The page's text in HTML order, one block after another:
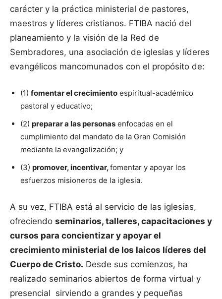
carácter y la práctica ministerial de pastores,
maestros y líderes cristianos. FTIBA nació del
planeamiento y la visión de la Red de
Sembradores, una asociación de iglesias y líderes
evangélicos mancomunados con el propósito de:
(1) fomentar el crecimiento espiritual-académico
pastoral y educativo;
(2) preparar a las personas enfocadas en el
cumplimiento del mandato de la Gran Comisión
mediante la evangelización; y
(3) promover, incentivar,fomentar y apoyar los
esfuerzos misioneros de la iglesia.
A su vez, FTIBA está al servicio de las iglesias,
ofreciendo seminarios, talleres, capacitaciones y
cursos para concientizar y apoyar el
crecimiento ministerial de los laicos líderes del
Cuerpo de Cristo. Desde sus comienzos, ha
realizado seminarios abiertos de forma virtual y
presencial sirviendo a grandes y pequeñas